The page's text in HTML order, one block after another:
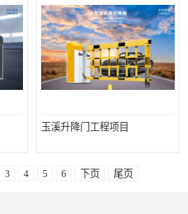
玉溪升降门工程项目
3 4 5 6 下页 尾页